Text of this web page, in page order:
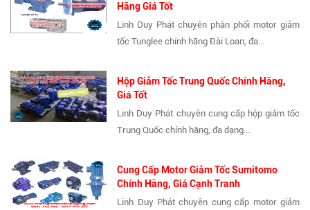
Hãng Giá Tốt
Linh Duy Phát chuyên phân phối motor giảm
tốc Tunglee chính hãng Đài Loan, đa...
Hộp Giảm Tốc Trung Quốc Chính Hãng,
Giá Tốt
Linh Duy Phát chuyên cung cấp hộp giảm tốc
Trung Quốc chính hãng, đa dạng...
Cung Cấp Motor Giảm Tốc Sumitomo
Chính Hãng, Giá Cạnh Tranh
Linh Duy Phát chuyên cung cấp motor giảm